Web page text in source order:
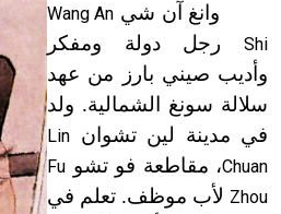
وانغ آن شي Wang An
Shi رجل دولة ومفكر
وأديب صيني بارز من عهد
سلالة سونغ الشمالية. ولد
في مدينة لين تشوان Lin
Chuan، مقاطعة فو تشو Fu
Zhou لأب موظف. تعلم في